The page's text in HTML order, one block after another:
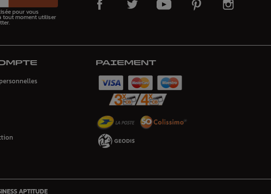
pour vous
tout moment utiliser
PAIEMENT
APTITUDE